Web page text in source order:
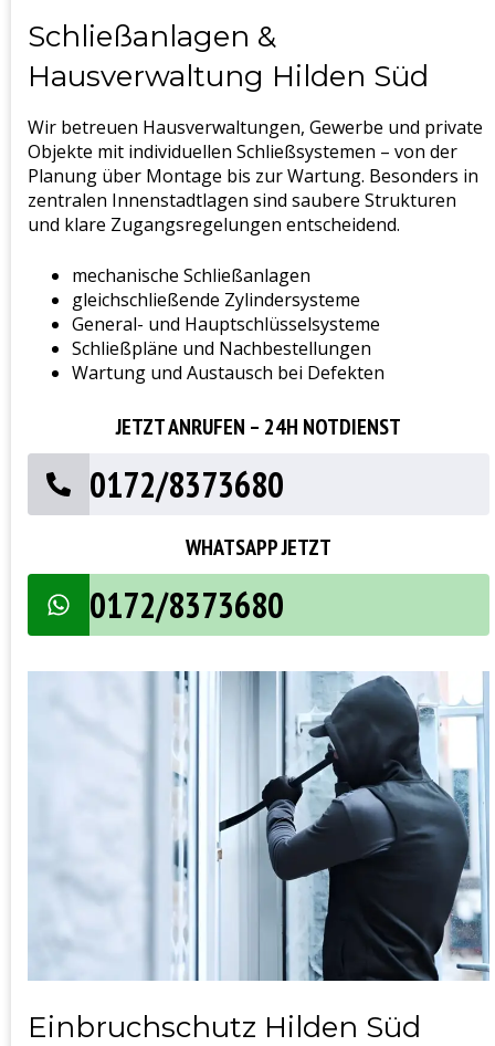
Schließanlagen &
Hausverwaltung Hilden Süd
Wir betreuen Hausverwaltungen, Gewerbe und private
Objekte mit individuellen Schließsystemen – von der
Planung über Montage bis zur Wartung. Besonders in
zentralen Innenstadtlagen sind saubere Strukturen
und klare Zugangsregelungen entscheidend.
mechanische Schließanlagen
gleichschließende Zylindersysteme
General- und Hauptschlüsselsysteme
Schließpläne und Nachbestellungen
Wartung und Austausch bei Defekten
JETZT ANRUFEN – 24H NOTDIENST
0172/8373680
WHATSAPP JETZT
0172/8373680
Einbruchschutz Hilden Süd